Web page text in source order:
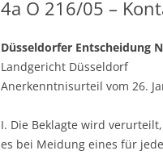
4a O 216/05 –
Düsseldorfer Entscheidung
Landgericht Düsseldorf
Anerkenntnisurteil vom 26.
I. Die Beklagte wird verurteilt,
es bei Meidung eines für